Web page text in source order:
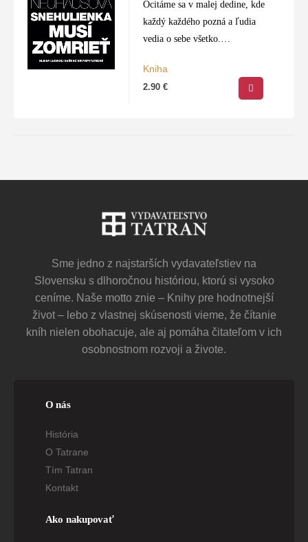
Ocitáme sa v malej dedine, kde
každý každého pozná a ľudia
vedia o sebe všetko.
rokmi obvinili mladého muža z
vraždy dvoch dievčat, ktoré
Kniha
2.90€
Sme jedno z najstarších vydavateľstiev na
Slovensku s dlhoročnou históriou, ktorú si vysoko
ceníme. Naše motto znie – Knihy pre hodnotnejší
život – lebo z vlastnej skúsenosti vieme, že čítanie
kníh nielen obohacuje, ale aj pomáha čitateľom v ich
osobnostnom rozvoji a živote.
O nás
História
O Tatrane
Tím Tatran
Kontakt
Ako nakupovať